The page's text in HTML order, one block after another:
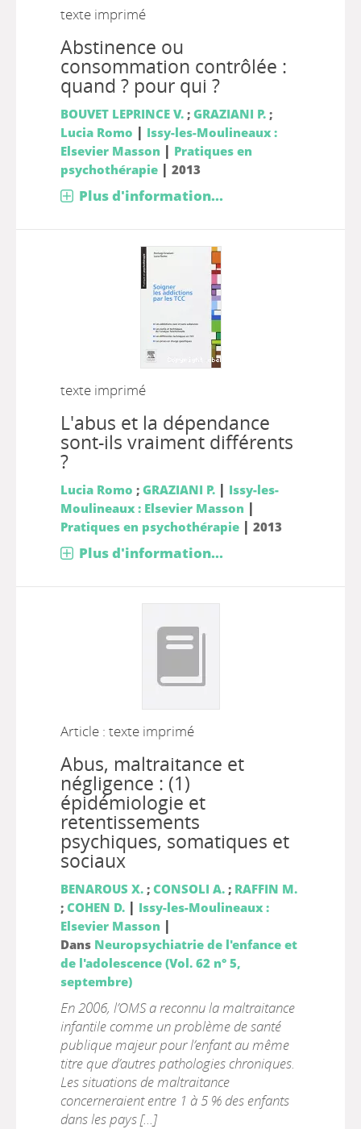
texte imprimé
Abstinence ou
consommation contrôlée :
quand ? pour qui ?
BOUVET LEPRINCE V.; GRAZIANI P.;
Lucia Romo | Issy-les-Moulineaux :
Elsevier Masson | Pratiques en
psychothérapie| 2013
Plus d'information...
texte imprimé
L'abus et la dépendance
sont-ils vraiment différents
?
Lucia Romo ; GRAZIANI P. | Issy-les-
Moulineaux : Elsevier Masson |
Pratiques en psychothérapie| 2013
Plus d'information...
Article : texte imprimé
Abus, maltraitance et
négligence : (1)
épidémiologie et
retentissements
psychiques, somatiques et
sociaux
BENAROUS X.; CONSOLI A.; RAFFIN M.
; COHEN D. | Issy-les-Moulineaux :
Elsevier Masson |
Dans Neuropsychiatrie de l'enfance et
de l'adolescence (Vol. 62 n° 5,
septembre)
En 2006, l’OMS a reconnu la maltraitance
infantile comme un problème de santé
publique majeur pour l’enfant au même
titre que d’autres pathologies chroniques.
Les situations de maltraitance
concerneraient entre 1 à 5 % des enfants
dans les pays [...]